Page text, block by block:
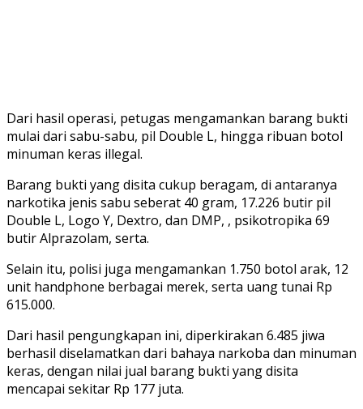
Dari hasil operasi, petugas mengamankan barang bukti
mulai dari sabu-sabu, pil Double L, hingga ribuan botol
minuman keras illegal.
Barang bukti yang disita cukup beragam, di antaranya
narkotika jenis sabu seberat 40 gram, 17.226 butir pil
Double L, Logo Y, Dextro, dan DMP, , psikotropika 69
butir Alprazolam, serta.
Selain itu, polisi juga mengamankan 1.750 botol arak, 12
unit handphone berbagai merek, serta uang tunai Rp
615.000.
Dari hasil pengungkapan ini, diperkirakan 6.485 jiwa
berhasil diselamatkan dari bahaya narkoba dan minuman
keras, dengan nilai jual barang bukti yang disita
mencapai sekitar Rp 177 juta.